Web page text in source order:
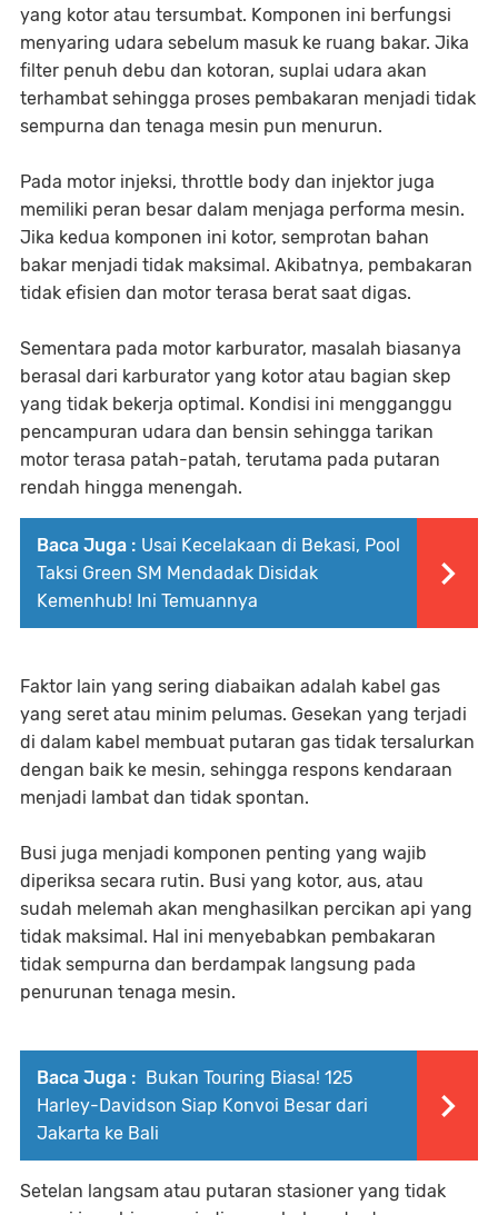
yang kotor atau tersumbat. Komponen ini berfungsi
menyaring udara sebelum masuk ke ruang bakar. Jika
filter penuh debu dan kotoran, suplai udara akan
terhambat sehingga proses pembakaran menjadi tidak
sempurna dan tenaga mesin pun menurun.
Pada motor injeksi, throttle body dan injektor juga
memiliki peran besar dalam menjaga performa mesin.
Jika kedua komponen ini kotor, semprotan bahan
bakar menjadi tidak maksimal. Akibatnya, pembakaran
tidak efisien dan motor terasa berat saat digas.
Sementara pada motor karburator, masalah biasanya
berasal dari karburator yang kotor atau bagian skep
yang tidak bekerja optimal. Kondisi ini mengganggu
pencampuran udara dan bensin sehingga tarikan
motor terasa patah-patah, terutama pada putaran
rendah hingga menengah.
Baca Juga : Usai Kecelakaan di Bekasi, Pool
Taksi Green SM Mendadak Disidak
Kemenhub! Ini Temuannya
Faktor lain yang sering diabaikan adalah kabel gas
yang seret atau minim pelumas. Gesekan yang terjadi
di dalam kabel membuat putaran gas tidak tersalurkan
dengan baik ke mesin, sehingga respons kendaraan
menjadi lambat dan tidak spontan.
Busi juga menjadi komponen penting yang wajib
diperiksa secara rutin. Busi yang kotor, aus, atau
sudah melemah akan menghasilkan percikan api yang
tidak maksimal. Hal ini menyebabkan pembakaran
tidak sempurna dan berdampak langsung pada
penurunan tenaga mesin.
Baca Juga :
Bukan Touring Biasa! 125
Harley-Davidson Siap Konvoi Besar dari
Jakarta ke Bali
Setelan langsam atau putaran stasioner yang tidak